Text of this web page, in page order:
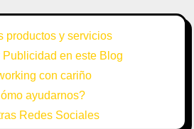
productos y servicios
en este Blog
con cariño
ayudarnos?
Redes Sociales